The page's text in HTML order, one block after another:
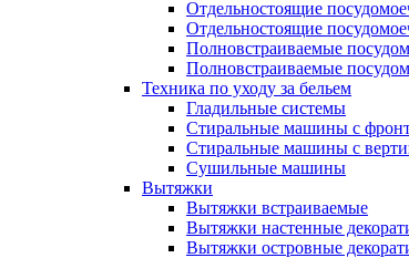
Отдельностоящие
Отдельностоящие
Полновстраиваемые
Полновстраиваемые
Техника по уходу за бельем
Гладильные системы
Стиральные машины с
Стиральные машины с
Сушильные машины
Вытяжки
Вытяжки встраиваемые
Вытяжки настенные
Вытяжки островные